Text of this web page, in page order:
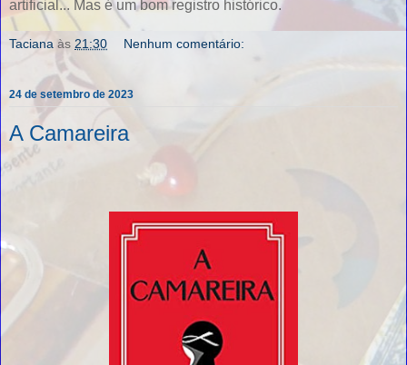
artificial... Mas é um bom registro histórico.
Taciana às 21:30 Nenhum comentário:
24 de setembro de 2023
A Camareira